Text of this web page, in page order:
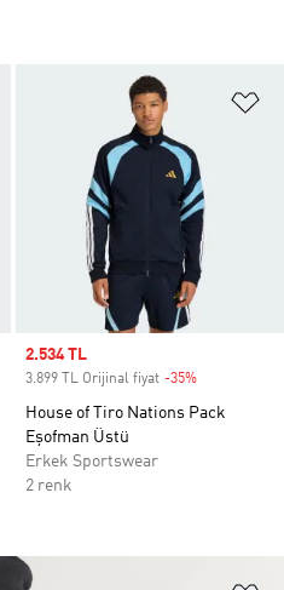
Favori Listesine Ekle
Sale price
2.534 TL
3.899 TL Orijinal fiyat -35%
House of Tiro Nations Pack
Eşofman Üstü
Erkek Sportswear
2 renk